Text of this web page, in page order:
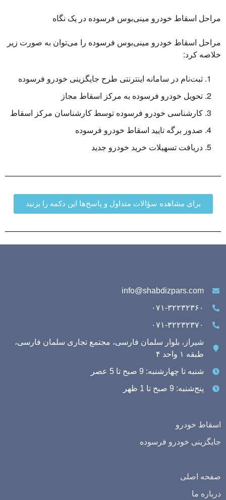
مراحل اسقاط خودرو مینی‌بوس فرسوده در یک نگاه
مراحل اسقاط خودرو مینی‌بوس فرسوده را می‌توان به صورت زیر
خلاصه کرد:
ثبت‌نام در سامانه اینترنتی طرح جایگزینی خودرو فرسوده
تحویل خودرو فرسوده به مرکز اسقاط مجاز
کارشناسی خودرو فرسوده توسط کارشناسان مرکز اسقاط
صدور برگه تایید اسقاط خودرو فرسوده
دریافت تسهیلات خرید خودرو جدید
برای مشاهده سؤالات متداول و پاسخ‌ها این دکمه را بزنید
info@shabdizpars.com
۰۷۱-۳۲۲۳۲۳۶۰
۰۷۱-۳۲۲۳۲۳۷۰
شیراز، بلوار سلمان فارسی، مجتمع تجاری سلمان فارسی،
طبقه ۱ واحد ۴
شنبه تا چهارشنبه: 9 صبح تا 5 عصر
پنج‌شنبه: 9 صبح تا 1 ظهر
اسقاط خودرو
جایگزینی خودرو فرسوده
صفحه اصلی
درباره ما